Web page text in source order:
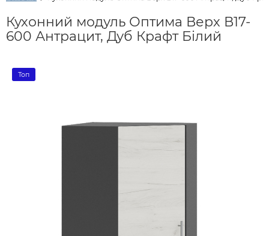
Кухонний модуль Оптима Верх В17-
600 Антрацит, Дуб Крафт Білий
Топ